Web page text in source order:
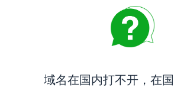
域名在国内打不开，在